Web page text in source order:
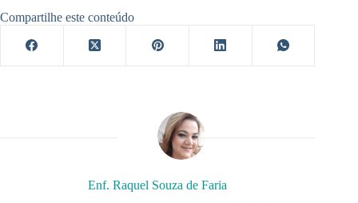
Compartilhe este conteúdo
Enf. Raquel Souza de Faria